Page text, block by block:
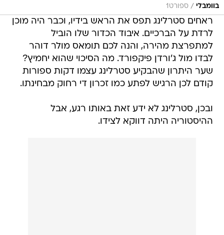
בוומבלי / ספורט1
ראחים סטרלינג תפס את הראש בידיו, וכבר היה מוכן
לרדת על הברכיים. איבוד הכדור שלו הוביל
למתפרצת מהירה, והנה לכם תומאס מולר דוהר
לבדו מול ג'ורדן פיקפורד. מה הסיכוי שהוא יחמיץ?
שער היתרון שהבקיע סטרלינג עצמו דקות ספורות
קודם לכן הרגיש לפתע כמו זכרון די רחוק מבחינתו.
ובכן, סטרלינג לא ידע זאת באותו רגע, אבל
ההיסטוריה היתה דווקא לצידו.